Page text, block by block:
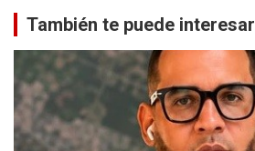
También te puede interesar